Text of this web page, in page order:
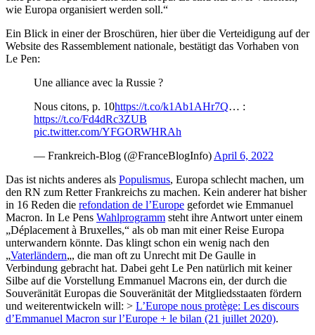
wie Europa organisiert werden soll.“
Ein Blick in einer der Broschüren, hier über die Verteidigung auf der
Website des Rassemblement nationale, bestätigt das Vorhaben von
Le Pen:
Une alliance avec la Russie ?
Nous citons, p. 10https://t.co/k1Ab1AHr7Q… :
https://t.co/Fd4dRc3ZUB
pic.twitter.com/YFGORWHRAh
— Frankreich-Blog (@FranceBlogInfo) April 6, 2022
Das ist nichts anderes als Populismus, Europa schlecht machen, um
den RN zum Retter Frankreichs zu machen. Kein anderer hat bisher
in 16 Reden die refondation de l’Europe gefordet wie Emmanuel
Macron. In Le Pens Wahlprogramm steht ihre Antwort unter einem
„Déplacement à Bruxelles,“ als ob man mit einer Reise Europa
unterwandern könnte. Das klingt schon ein wenig nach den
„Vaterländern„, die man oft zu Unrecht mit De Gaulle in
Verbindung gebracht hat. Dabei geht Le Pen natürlich mit keiner
Silbe auf die Vorstellung Emmanuel Macrons ein, der durch die
Souveränität Europas die Souveränität der Mitgliedsstaaten fördern
und weiterentwickeln will: > L’Europe nous protège: Les discours
d’Emmanuel Macron sur l’Europe + le bilan (21 juillet 2020).